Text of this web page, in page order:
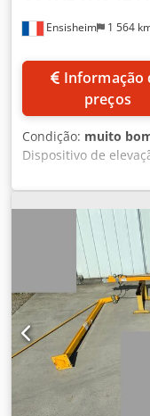
Ensisheim 1 564
preços
Condição: muito
Dispositivo de
Aszmwnijdwerf Ano
máxima de carga:
Distância máxima:
muito bom estado
1100 mm
estrutura: 1000 mm